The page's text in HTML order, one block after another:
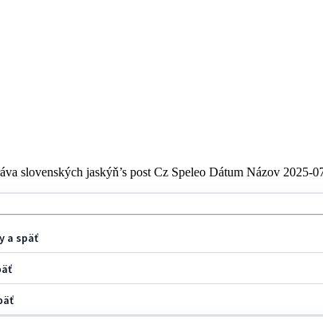
slovenských jaskýň’s post Cz Speleo Dátum Názov
a späť